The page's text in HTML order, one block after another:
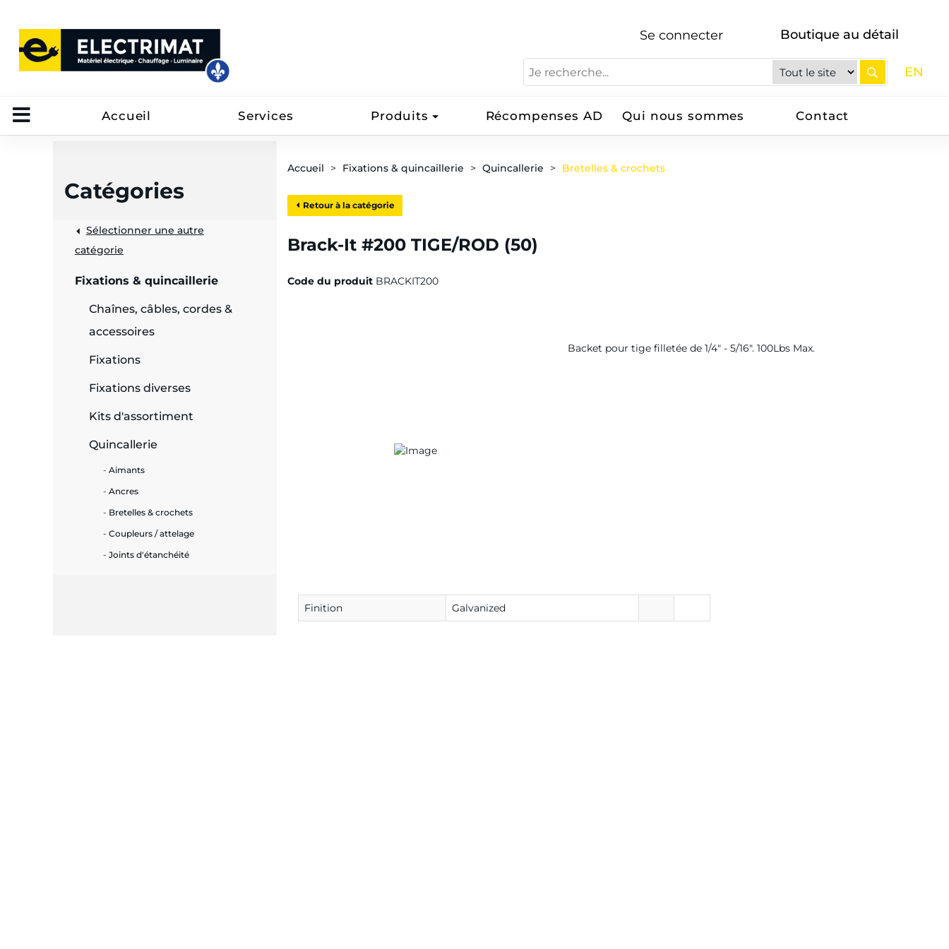
Se connecter Boutique au détail
EN
Accueil Services Produits Récompenses AD Qui nous sommes Contact
Catégories
Sélectionner une autre
catégorie
Fixations & quincaillerie
Chaînes, câbles, cordes &
accessoires
Fixations
Fixations diverses
Kits d'assortiment
Quincallerie
Aimants
Ancres
Bretelles & crochets
Coupleurs / attelage
Joints d'étanchéité
Accueil Fixations & quincaillerie Quincallerie Bretelles & crochets
Retour à la catégorie
Brack-It #200 TIGE/ROD (50)
Code du produit BRACKIT200
Backet pour tige filletée de 1/4" - 5/16". 100Lbs Max.
Finition Galvanized